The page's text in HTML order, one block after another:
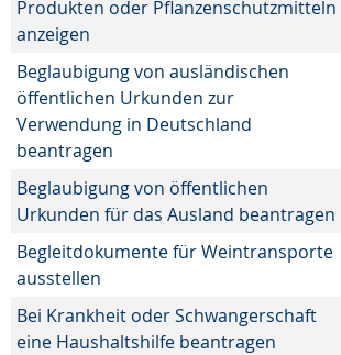
Produkten oder Pflanzenschutzmitteln
anzeigen
Beglaubigung von ausländischen
öffentlichen Urkunden zur
Verwendung in Deutschland
beantragen
Beglaubigung von öffentlichen
Urkunden für das Ausland beantragen
Begleitdokumente für Weintransporte
ausstellen
Bei Krankheit oder Schwangerschaft
eine Haushaltshilfe beantragen